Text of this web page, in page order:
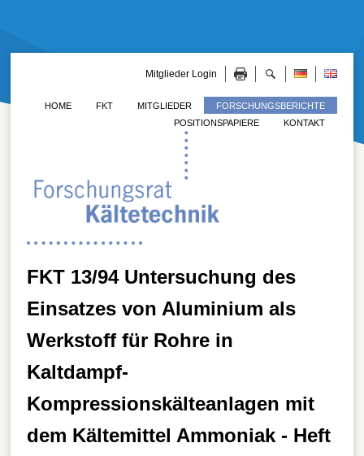
Mitglieder Login
HOME FKT MITGLIEDER
FORSCHUNGSBERICHTE
POSITIONSPAPIERE
KONTAKT
FKT 13/94 Untersuchung des
Einsatzes von Aluminium als
Werkstoff für Rohre in
Kaltdampf-
Kompressionskälteanlagen mit
dem Kältemittel Ammoniak - Heft